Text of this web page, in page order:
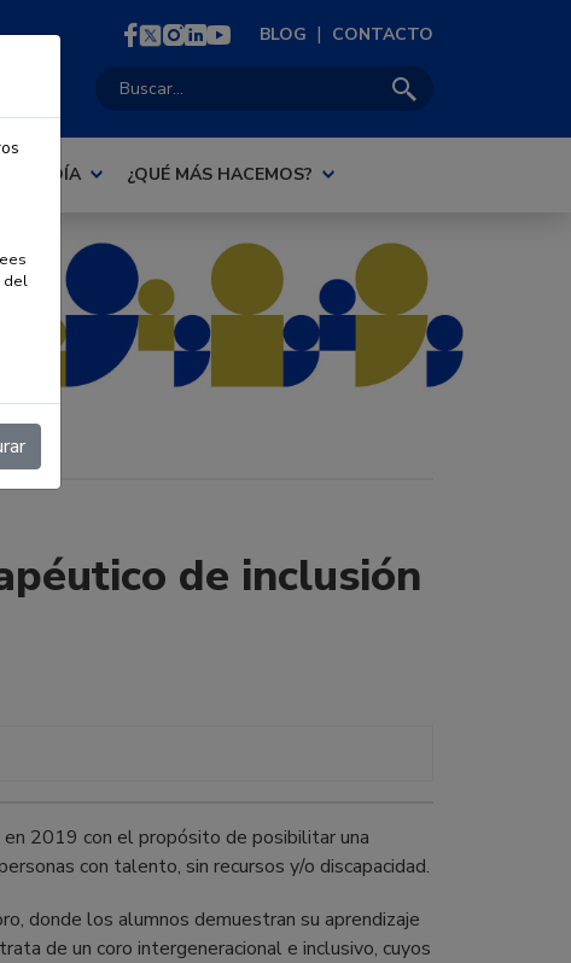
BLOG | CONTACTO
AL DÍA ¿QUÉ MÁS HACEMOS?
de inclusión
en 2019 con el propósito de posibilitar una
con talento, sin recursos y/o discapacidad.
donde los alumnos demuestran su aprendizaje
de un coro intergeneracional e inclusivo, cuyos
del